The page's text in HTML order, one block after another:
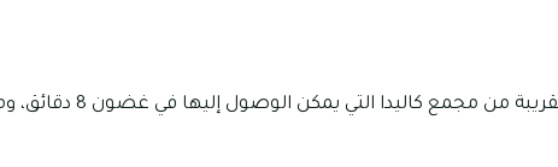
يوجد الكثير من محلات البقالة والسوبرماركت القريبة من مجمع كاليدا التي يمكن